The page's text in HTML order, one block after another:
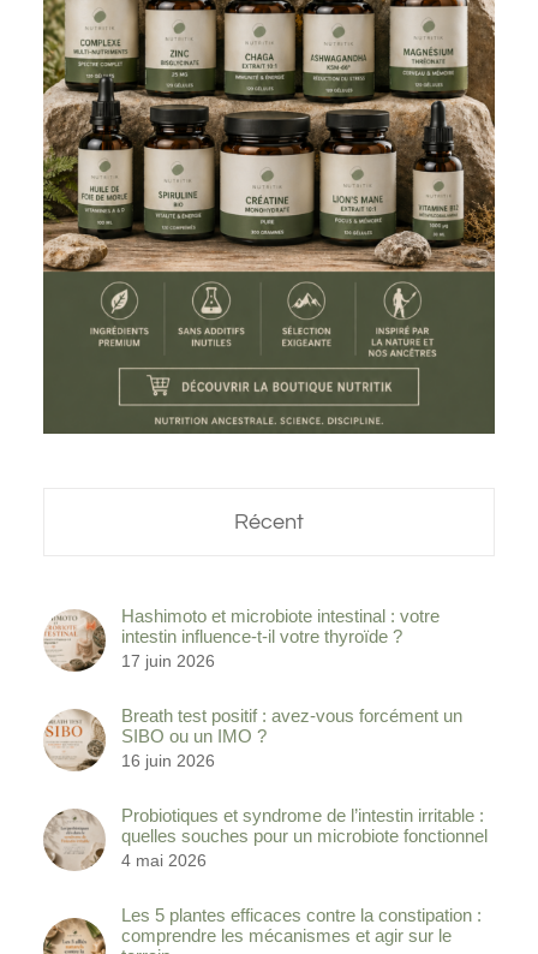
Récent
Hashimoto et microbiote intestinal : votre
intestin influence-t-il votre thyroïde ?
17 juin 2026
Breath test positif : avez-vous forcément un
SIBO ou un IMO ?
16 juin 2026
Probiotiques et syndrome de l’intestin irritable :
quelles souches pour un microbiote fonctionnel
4 mai 2026
Les 5 plantes efficaces contre la constipation :
comprendre les mécanismes et agir sur le